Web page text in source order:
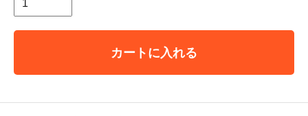
カートに入れる